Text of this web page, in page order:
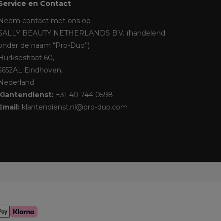
en Contact
contact met ons op
BEAUTY NETHERLANDS B.V. (handelend
de naam “Pro-Duo”)
60,
Eindhoven,
+31 40 744 0598
klantendienst.nl@pro-duo.com